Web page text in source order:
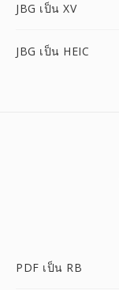
JBG เป็น XV
JBG เป็น HEIC
PDF เป็น RB